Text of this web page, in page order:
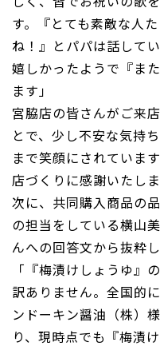
す。『とても素敵な人
ね！』とパパは話して
嬉しかったようで『ま
ます」
宮脇店の皆さんがご来
とで、少し不安な気持
まで笑顔にされていま
店づくりに感謝いたしま
次に、共同購入商品の
の担当をしている横山
んへの回答文から抜粋
「『梅漬けしょうゆ』
訳ありません。全国的
ンドーキン醤油（株）
り、現時点でも『梅漬